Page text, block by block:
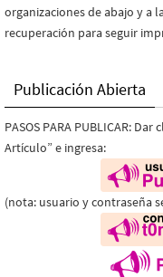
organizaciones de abajo y a
recuperación para seguir
Publicación Abierta
PASOS PARA PUBLICAR:
Artículo” e ingresa:
(nota: usuario y contraseña